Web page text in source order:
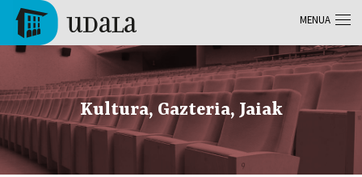
Skip to main content
Tolosa
Kultura, Gazteria, Jaiak
MENUA